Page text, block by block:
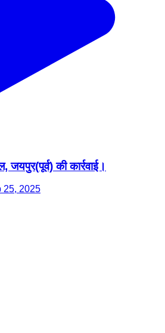
जयपुर(पूर्व) की कार्रवाई।
25, 2025